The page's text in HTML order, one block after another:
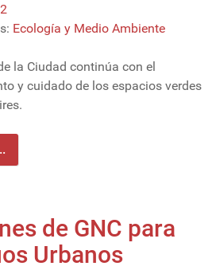
Ecología y Medio Ambiente
la Ciudad continúa con el
y cuidado de los espacios verdes
de GNC para
Urbanos